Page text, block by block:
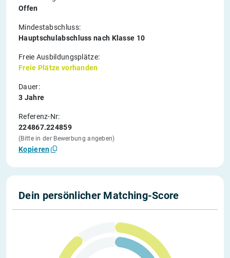
Offen
Mindestabschluss:
Hauptschulabschluss nach Klasse 10
Freie Ausbildungsplätze:
Freie Plätze vorhanden
Dauer:
3 Jahre
Referenz-Nr:
224867.224859
(Bitte in der Bewerbung angeben)
Kopieren
Dein persönlicher Matching-Score